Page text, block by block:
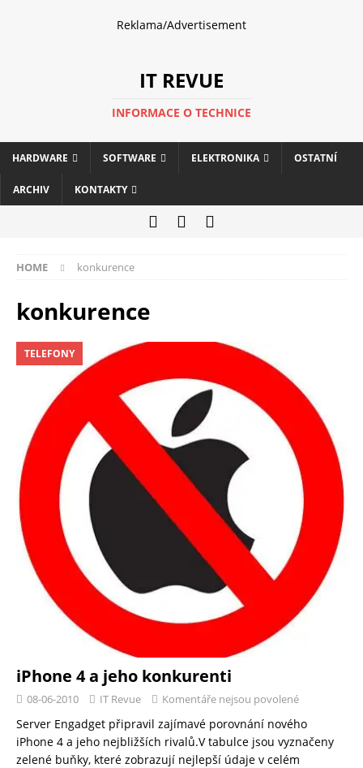
Reklama/Advertisement
IT REVUE
INFORMACE O TECHNICE
HARDWARE SOFTWARE ELEKTRONIKA OSTATNÍ
ARCHIV KONTAKTY
HOME konkurence
konkurence
TELEFONY
iPhone 4 a jeho konkurenti
08-06-2010 IT Revue Komentáře nejsou povolené
Server Engadget připravil zajímavé porovnání nového
iPhone 4 a jeho nejbližších rivalů.V tabulce jsou vyznačeny
zelené buňky, které zobrazují nejlepší údaje v celém